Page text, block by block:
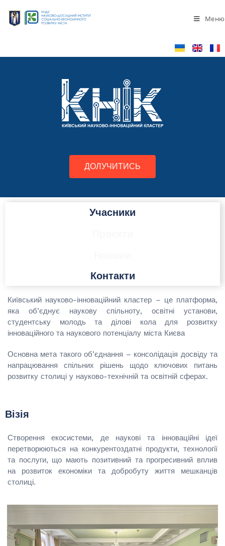
Меню
ДОЛУЧИТИСЬ
Учасники
Контакти
Київський науково-інноваційний кластер – це платформа,
яка об’єднує наукову спільноту, освітні установи,
студентську молодь та ділові кола для розвитку
інноваційного та наукового потенціалу міста Києва
Основна мета такого об’єднання – консолідація досвіду та
напрацювання спільних рішень щодо ключових питань
розвитку столиці у науково-технічній та освітній сферах.
Візія
Створення екосистеми, де наукові та інноваційні ідеї
перетворюються на конкурентоздатні продукти, технології
та послуги, що мають позитивний та прогресивний вплив
на розвиток економіки та добробуту життя мешканців
столиці.